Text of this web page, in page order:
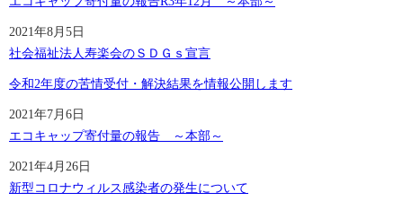
2021年8月5日
社会福祉法人寿楽会のＳＤＧｓ宣言
令和2年度の苦情受付・解決結果を情報公開します
2021年7月6日
エコキャップ寄付量の報告 ～本部～
2021年4月26日
新型コロナウィルス感染者の発生について